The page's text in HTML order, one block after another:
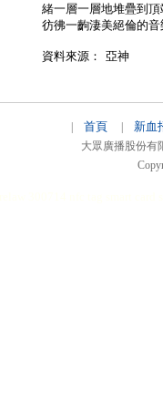
緒一層一層地堆疊到
彷彿一齣淒美絕倫的
資料來源： 亞神
首頁 新血
大眾廣播股份有